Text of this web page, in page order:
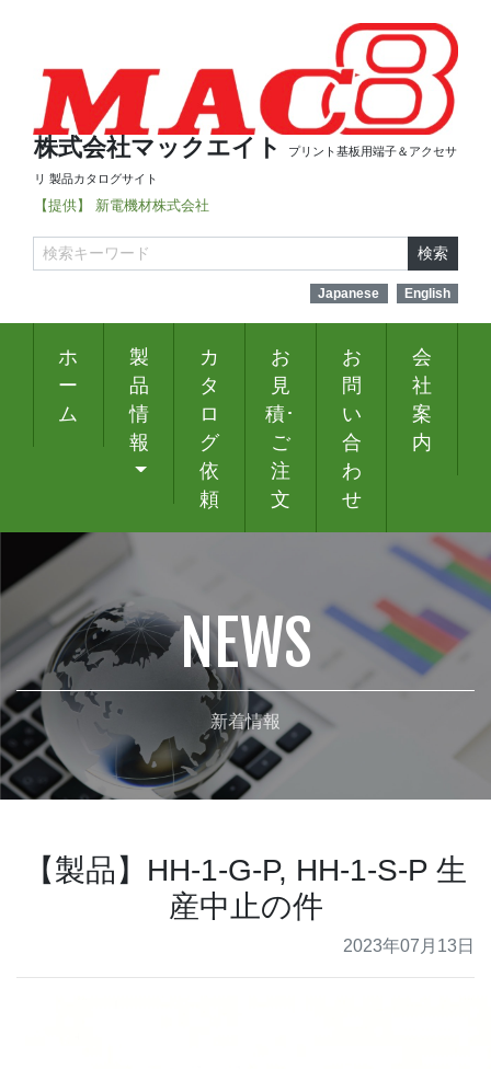
株式会社マックエイト プリント基板用端子＆アクセサ
リ 製品カタログサイト
【提供】 新電機材株式会社
検索
Japanese English
ホ
ー
ム
製
品
情
報
カ
タ
ロ
グ
依
頼
お
見
積･
ご
注
文
お
問
い
合
わ
せ
会
社
案
内
NEWS
新着情報
【製品】HH-1-G-P, HH-1-S-P 生
産中止の件
2023年07月13日